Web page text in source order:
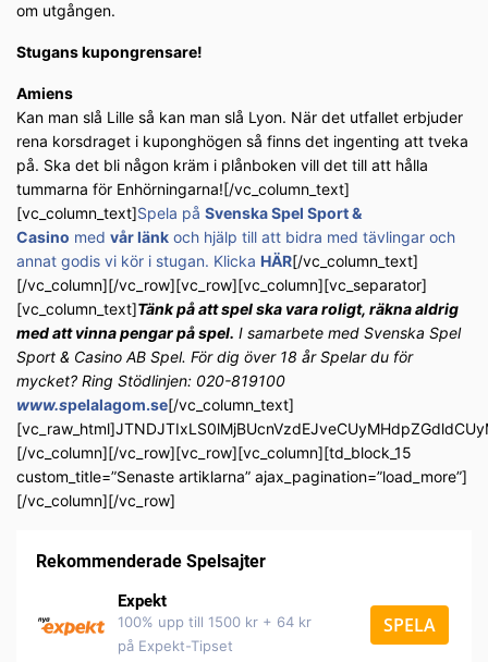
om utgången.
Stugans kupongrensare!
Amiens
Kan man slå Lille så kan man slå Lyon. När det utfallet erbjuder
rena korsdraget i kuponghögen så finns det ingenting att tveka
på. Ska det bli någon kräm i plånboken vill det till att hålla
tummarna för Enhörningarna![/vc_column_text]
[vc_column_text]Spela på Svenska Spel Sport &
Casino med vår länk och hjälp till att bidra med tävlingar och
annat godis vi kör i stugan. Klicka HÄR[/vc_column_text]
[/vc_column][/vc_row][vc_row][vc_column][vc_separator]
[vc_column_text]Tänk på att spel ska vara roligt, räkna aldrig
med att vinna pengar på spel. I samarbete med Svenska Spel
Sport & Casino AB Spel. För dig över 18 år Spelar du för
mycket? Ring Stödlinjen: 020-819100
www.spelalagom.se[/vc_column_text]
[/vc_column][/vc_row][vc_row][vc_column][td_block_15
custom_title=”Senaste artiklarna” ajax_pagination=”load_more”]
[/vc_column][/vc_row]
Rekommenderade Spelsajter
Expekt
100% upp till 1500 kr + 64 kr
på Expekt-Tipset
SPELA